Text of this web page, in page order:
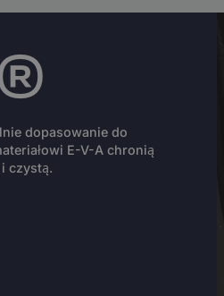
dopasowanie do
E-V-A chronią
czystą.